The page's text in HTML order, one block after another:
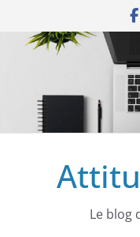
contenu
Le blog